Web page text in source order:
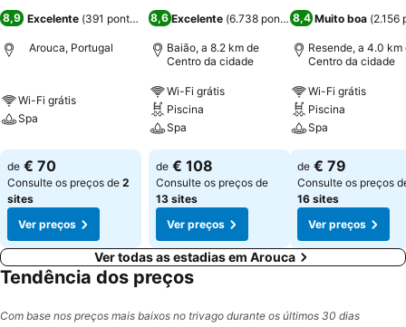
8,9 Excelente (391 pontuações)
Arouca, Portugal
Wi-Fi grátis
Spa
de € 70
Consulte os preços de 2
sites
Ver preços
8,6 Excelente (6.738 pontuações)
Baião, a 8.2 km de
Centro da cidade
Wi-Fi grátis
Piscina
Spa
de € 108
Consulte os preços de
13 sites
Ver preços
8,4 Muito boa (2.156
Resende, a 4.0 km
Centro da cidade
Wi-Fi grátis
Piscina
Spa
de € 79
Consulte os preços
16 sites
Ver preços
Ver todas as estadias em Arouca
Tendência dos preços
Com base nos preços mais baixos no trivago durante os últimos 30 dias